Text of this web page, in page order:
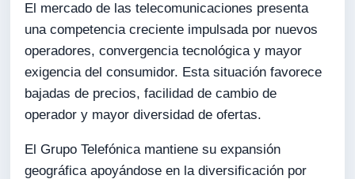
El mercado de las telecomunicaciones presenta
una competencia creciente impulsada por nuevos
operadores, convergencia tecnológica y mayor
exigencia del consumidor. Esta situación favorece
bajadas de precios, facilidad de cambio de
operador y mayor diversidad de ofertas.
El Grupo Telefónica mantiene su expansión
geográfica apoyándose en la diversificación por